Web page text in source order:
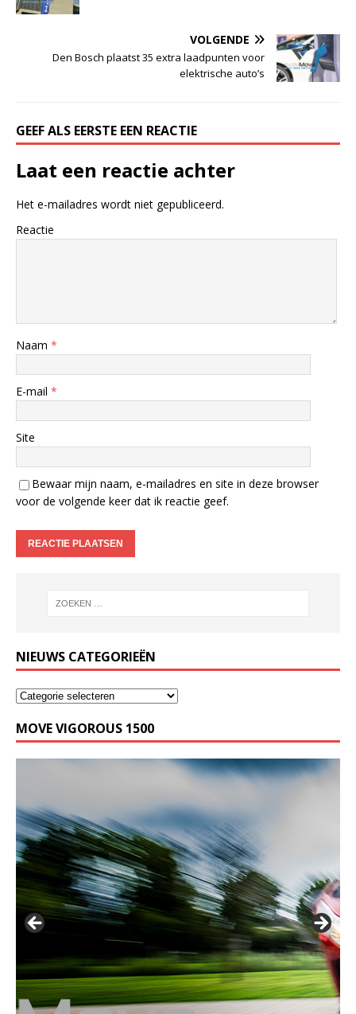
VOLGENDE
Den Bosch plaatst 35 extra laadpunten voor
elektrische auto’s
GEEF ALS EERSTE EEN REACTIE
Laat een reactie achter
Het e-mailadres wordt niet gepubliceerd.
Reactie
Naam *
E-mail *
Site
Bewaar mijn naam, e-mailadres en site in deze browser
voor de volgende keer dat ik reactie geef.
NIEUWS CATEGORIEËN
MOVE VIGOROUS 1500